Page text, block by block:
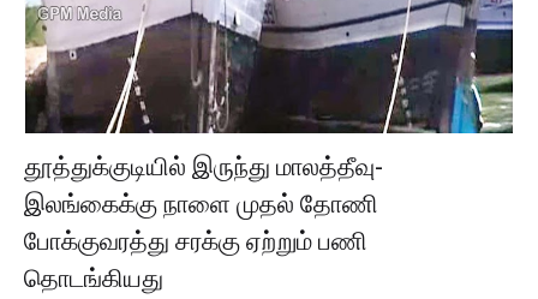
தூத்துக்குடியில் இருந்து மாலத்தீவு-
இலங்கைக்கு நாளை முதல் தோணி
போக்குவரத்து சரக்கு ஏற்றும் பணி
தொடங்கியது